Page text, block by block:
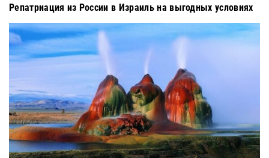
Репатриация из России в Израиль на выгодных условиях